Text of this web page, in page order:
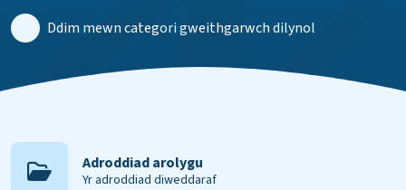
Ddim mewn categori gweithgarwch dilynol
Adroddiad arolygu
Yr adroddiad diweddaraf